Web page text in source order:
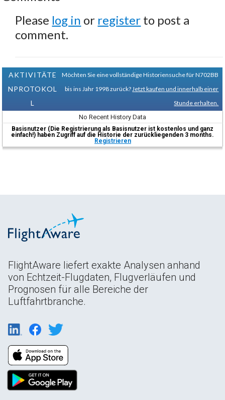
Please log in or register to post a
comment.
AKTIVITÄTE
NPROTOKOL
L
Möchten Sie eine vollständige Historiensuche für N702BB
bis ins Jahr 1998 zurück? Jetzt kaufen und innerhalb einer
Stunde erhalten.
No Recent History Data
Basisnutzer (Die Registrierung als Basisnutzer ist kostenlos und ganz
einfach!) haben Zugriff auf die Historie der zurückliegenden 3 months.
Registrieren
FlightAware liefert exakte Analysen anhand
von Echtzeit-Flugdaten, Flugverläufen und
Prognosen für alle Bereiche der
Luftfahrtbranche.